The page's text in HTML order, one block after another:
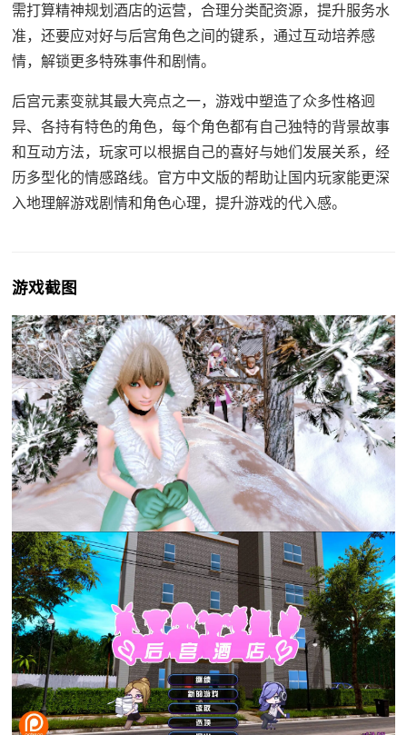
需打算精神规划酒店的运营，合理分类配资源，提升服务水
准，还要应对好与后宫角色之间的键系，通过互动培养感
情，解锁更多特殊事件和剧情。
后宫元素变就其最大亮点之一，游戏中塑造了众多性格迥
异、各持有特色的角色，每个角色都有自己独特的背景故事
和互动方法，玩家可以根据自己的喜好与她们发展关系，经
历多型化的情感路线。官方中文版的帮助让国内玩家能更深
入地理解游戏剧情和角色心理，提升游戏的代入感。
游戏截图